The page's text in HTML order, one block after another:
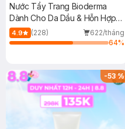
Nước Tẩy Trang Bioderma
Dành Cho Da Dầu & Hỗn Hợp
500ml
4.9 (228)
622/tháng
64%
-53%